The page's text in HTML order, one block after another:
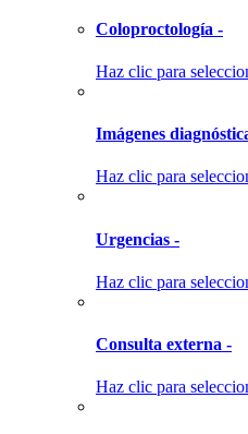
Coloproctología -
Haz clic para
Imágenes
Haz clic para
Urgencias -
Haz clic para
Consulta externa -
Haz clic para